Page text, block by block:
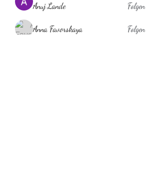
Anuj Lande Folgen
Anna Favorskaya Folgen